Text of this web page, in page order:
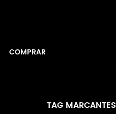
COMPRAR
TAG MARCANTES